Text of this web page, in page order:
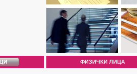
ФИЗИЧКИ ЛИЦА